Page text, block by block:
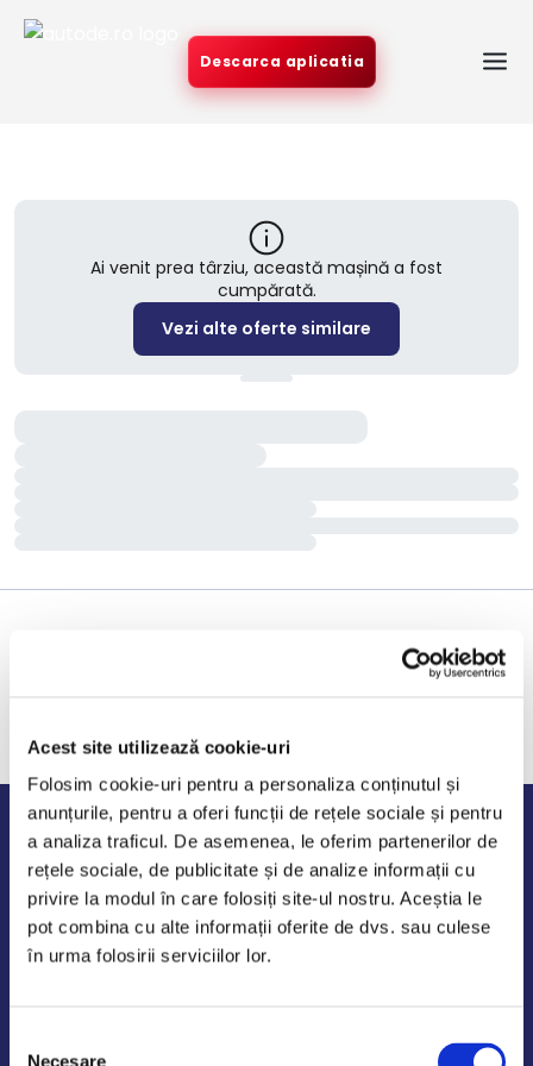
Acest site utilizează cookie-uri
Folosim cookie-uri pentru a personaliza conținutul și
anunțurile, pentru a oferi funcții de rețele sociale și pentru
a analiza traficul. De asemenea, le oferim partenerilor de
rețele sociale, de publicitate și de analize informații cu
privire la modul în care folosiți site-ul nostru. Aceștia le
pot combina cu alte informații oferite de dvs. sau culese
în urma folosirii serviciilor lor.
Necesare
Descarca aplicatia
Ai venit prea târziu, această mașină a fost
cumpărată.
Vezi alte oferte similare
Program de lucru
Luni - Vineri: 09:00-18:00
Sambata - Duminica: 10:00-14:00